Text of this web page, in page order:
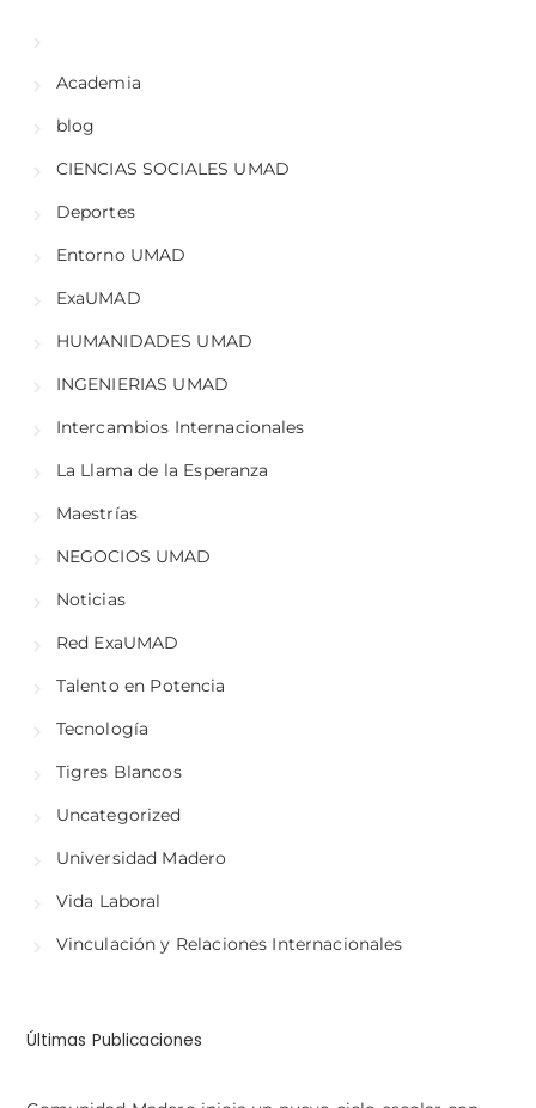
Academia
blog
CIENCIAS SOCIALES UMAD
Deportes
Entorno UMAD
ExaUMAD
HUMANIDADES UMAD
INGENIERIAS UMAD
Intercambios Internacionales
La Llama de la Esperanza
Maestrías
NEGOCIOS UMAD
Noticias
Red ExaUMAD
Talento en Potencia
Tecnología
Tigres Blancos
Uncategorized
Universidad Madero
Vida Laboral
Vinculación y Relaciones Internacionales
Últimas Publicaciones